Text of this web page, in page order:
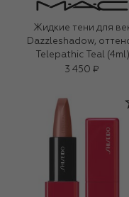
Жидкие тени для
Dazzleshadow,
Telepathic Teal (4ml)
3 450 ₽